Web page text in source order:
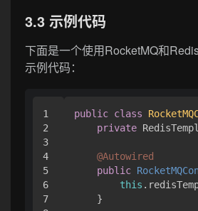
3.3 示例代码
下面是一个使用RocketMQ和
示例代码：
1
2
3
4
5
6
7
public class
private
@Autowired
public
this
    }